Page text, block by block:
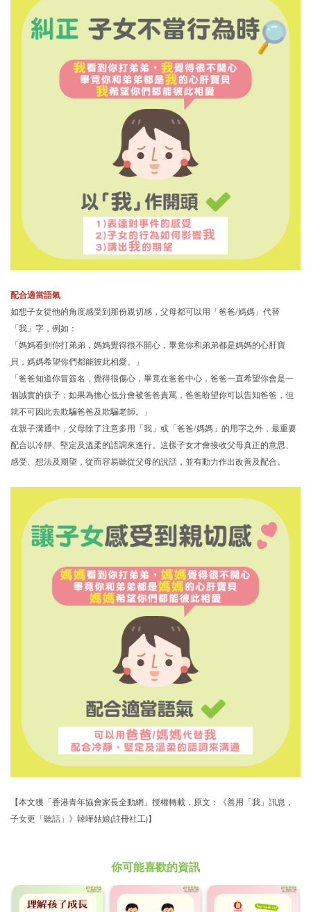
配合適當語氣
如想子女從他的角度感受到那份親切感，父母都可以用「爸爸/媽媽」代替
「我」字，例如：
「媽媽看到你打弟弟，媽媽覺得很不開心，畢竟你和弟弟都是媽媽的心肝寶
貝，媽媽希望你們都能彼此相愛。」
「爸爸知道你冒簽名，覺得很傷心，畢竟在爸爸中心，爸爸一直希望你會是一
個誠實的孩子；如果為擔心低分會被爸爸責罵，爸爸盼望你可以告知爸爸，但
就不可因此去欺騙爸爸及欺騙老師。」
在親子溝通中，父母除了注意多用「我」或「爸爸/媽媽」的用字之外，最重要
配合以冷靜、堅定及溫柔的語調來進行。這樣子女才會接收父母真正的意思、
感受、想法及期望，從而容易聽從父母的說話，並有動力作出改善及配合。
【本文獲「香港青年協會家長全動網 」授權轉載，原文：《善用「我」訊息，
子女更「聽話」》韓曄姑娘(註冊社工)】
你可能喜歡的資訊